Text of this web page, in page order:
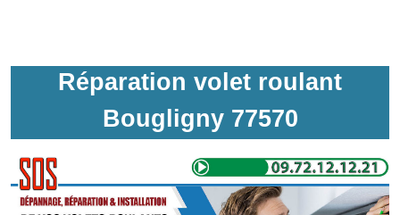
Réparation volet roulant
Bougligny 77570